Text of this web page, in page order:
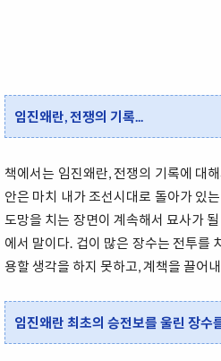
임진왜란, 전쟁의 기록...
책에서는 임진왜란, 전쟁의 기록에 대
안은 마치 내가 조선시대로 돌아가 있
도망을 치는 장면이 계속해서 묘사가
에서 말이다. 겁이 많은 장수는 전투를
용할 생각을 하지 못하고, 계책을 끌어
임진왜란 최초의 승전보를 울린 장수